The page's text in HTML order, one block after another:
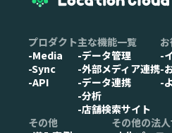
プロダクト
-Media
-Sync
-API
主な機能一覧
-データ管理
-外部メディア連携
-データ連携
-分析
-店舗検索サイト
-
-
-
その他
その他の法